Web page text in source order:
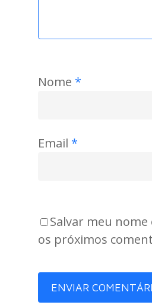
Nome *
Email *
Salvar meu nome
os próximos